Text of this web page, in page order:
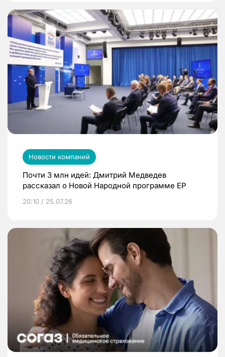
Новости компаний
Почти 3 млн идей: Дмитрий Медведев
рассказал о Новой Народной программе ЕР
20:10 / 25.07.26